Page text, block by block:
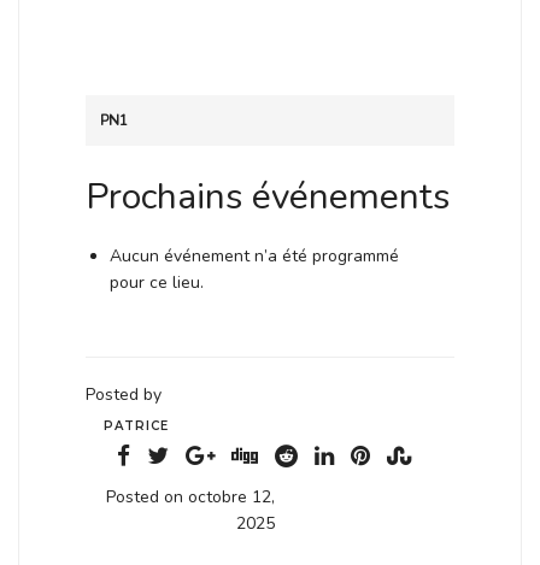
PN1
Prochains événements
Aucun événement n’a été programmé
pour ce lieu.
Posted by
PATRICE
Posted on octobre 12,
2025